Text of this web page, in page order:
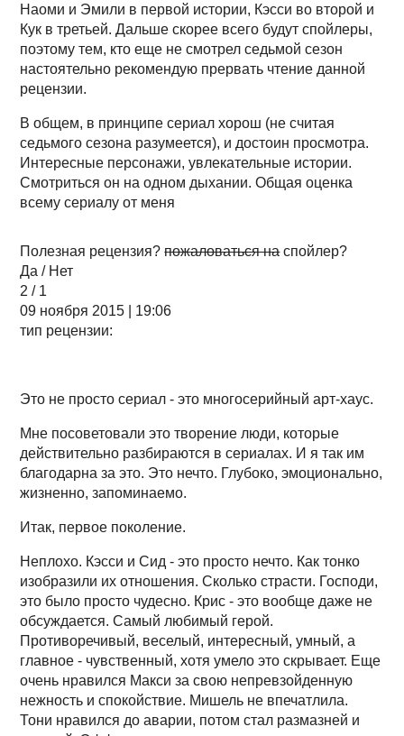
Наоми и Эмили в первой истории, Кэсси во второй и
Кук в третьей. Дальше скорее всего будут спойлеры,
поэтому тем, кто еще не смотрел седьмой сезон
настоятельно рекомендую прервать чтение данной
рецензии.
В общем, в принципе сериал хорош (не считая
седьмого сезона разумеется), и достоин просмотра.
Интересные персонажи, увлекательные истории.
Смотриться он на одном дыхании. Общая оценка
всему сериалу от меня
Полезная рецензия?пожаловаться наспойлер?
Да / Нет
2 / 1
09 ноября 2015 | 19:06
тип рецензии:
Это не просто сериал - это многосерийный арт-хаус.
Мне посоветовали это творение люди, которые
действительно разбираются в сериалах. И я так им
благодарна за это. Это нечто. Глубоко, эмоционально,
жизненно, запоминаемо.
Итак, первое поколение.
Неплохо. Кэсси и Сид - это просто нечто. Как тонко
изобразили их отношения. Сколько страсти. Господи,
это было просто чудесно. Крис - это вообще даже не
обсуждается. Самый любимый герой.
Противоречивый, веселый, интересный, умный, а
главное - чувственный, хотя умело это скрывает. Еще
очень нравился Макси за свою непревзойденную
нежность и спокойствие. Мишель не впечатлила.
Тони нравился до аварии, потом стал размазней и